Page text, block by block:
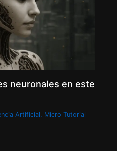
neuronales en este
Artificial, Micro Tutorial